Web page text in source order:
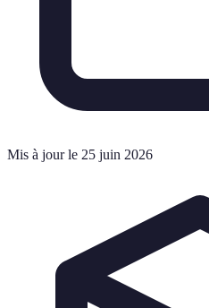
Mis à jour le 25 juin 2026